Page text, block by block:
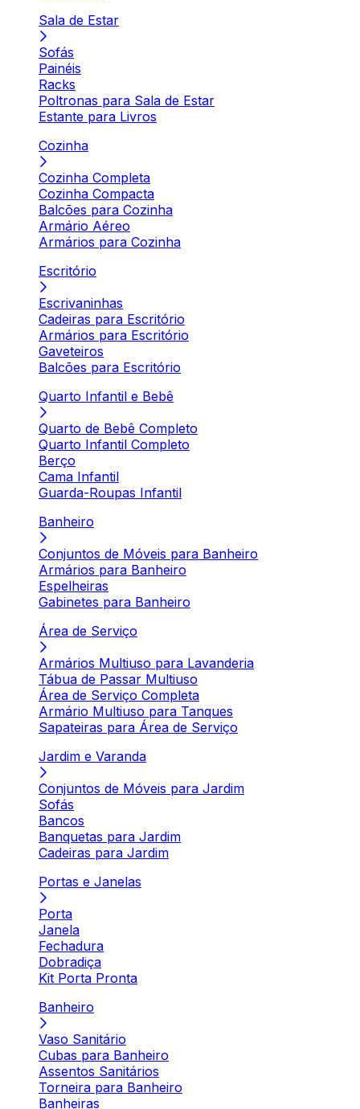
Sala de Estar
Sofás
Painéis
Racks
Poltronas para Sala de Estar
Estante para Livros
Cozinha
Cozinha Completa
Cozinha Compacta
Balcões para Cozinha
Armário Aéreo
Armários para Cozinha
Escritório
Escrivaninhas
Cadeiras para Escritório
Armários para Escritório
Gaveteiros
Balcões para Escritório
Quarto Infantil e Bebê
Quarto de Bebê Completo
Quarto Infantil Completo
Berço
Cama Infantil
Guarda-Roupas Infantil
Banheiro
Conjuntos de Móveis para Banheiro
Armários para Banheiro
Espelheiras
Gabinetes para Banheiro
Área de Serviço
Armários Multiuso para Lavanderia
Tábua de Passar Multiuso
Área de Serviço Completa
Armário Multiuso para Tanques
Sapateiras para Área de Serviço
Jardim e Varanda
Conjuntos de Móveis para Jardim
Sofás
Bancos
Banquetas para Jardim
Cadeiras para Jardim
Portas e Janelas
Porta
Janela
Fechadura
Dobradiça
Kit Porta Pronta
Banheiro
Vaso Sanitário
Cubas para Banheiro
Assentos Sanitários
Torneira para Banheiro
Banheiras